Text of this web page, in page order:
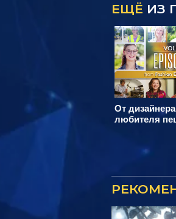
ЕЩЁ ИЗ
От
любителя